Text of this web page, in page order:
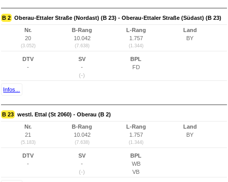
B 2 Oberau-Ettaler Straße (Nordast) (B 23) - Oberau-Ettaler Straße (Südast) (B 23)
Nr.
20
(3.052)
B-Rang
10.042
(7.638)
L-Rang
1.757
(1.344)
Land
BY
DTV
-
SV
-
(-)
BPL
FD
Infos...
B 23 westl. Ettal (St 2060) - Oberau (B 2)
Nr.
21
(5.183)
B-Rang
10.042
(7.638)
L-Rang
1.757
(1.344)
Land
BY
DTV
-
SV
-
(-)
BPL
WB
VB